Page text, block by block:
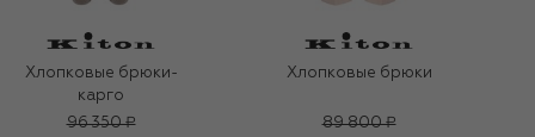
Хлопковые брюки-
карго
96 350 ₽
Хлопковые брюки
89 800 ₽